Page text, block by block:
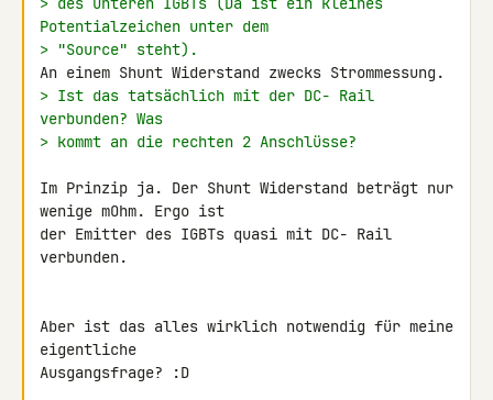
Potentialzeichen unter dem
> "Source" steht).
> Ist das tatsächlich mit der DC- Rail
verbunden? Was
> kommt an die rechten 2 Anschlüsse?
Im Prinzip ja. Der Shunt Widerstand beträgt nur
wenige mOhm. Ergo ist
der Emitter des IGBTs quasi mit DC- Rail
verbunden.
Aber ist das alles wirklich notwendig für meine
eigentliche
Ausgangsfrage? :D